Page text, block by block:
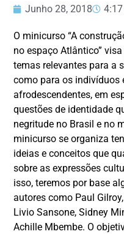
Junho 28, 2018
O minicurso “A
no espaço Atlântico”
temas relevantes para a
como para os indivíduos
afrodescendentes, em
questões de identidade
negritude no Brasil e no
minicurso se organiza
ideias e conceitos que
sobre as expressões
isso, teremos por base
autores como Paul
Livio Sansone, Sidney
Achille Mbembe. O